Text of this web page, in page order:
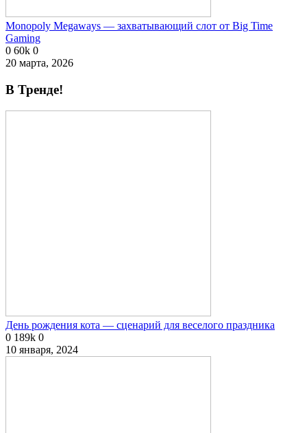
Monopoly Megaways — захватывающий слот от Big Time
Gaming
0 60k 0
20 марта, 2026
В Тренде!
День рождения кота — сценарий для веселого праздника
0 189k 0
10 января, 2024